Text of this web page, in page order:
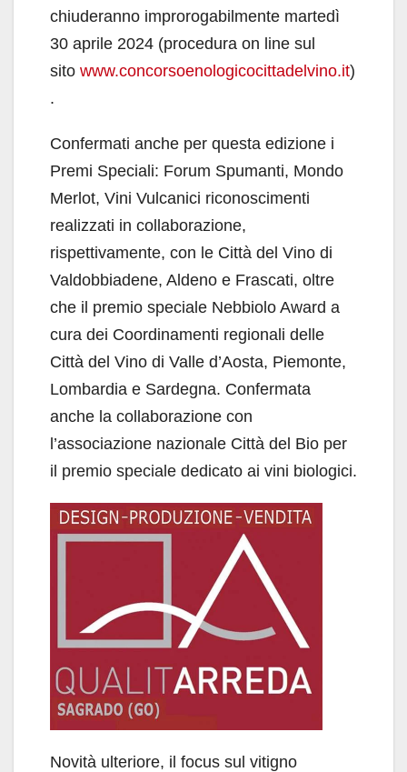
chiuderanno improrogabilmente martedì
30 aprile 2024 (procedura on line sul
sito www.concorsoenologicocittadelvino.it)
.
Confermati anche per questa edizione i
Premi Speciali: Forum Spumanti, Mondo
Merlot, Vini Vulcanici riconoscimenti
realizzati in collaborazione,
rispettivamente, con le Città del Vino di
Valdobbiadene, Aldeno e Frascati, oltre
che il premio speciale Nebbiolo Award a
cura dei Coordinamenti regionali delle
Città del Vino di Valle d’Aosta, Piemonte,
Lombardia e Sardegna. Confermata
anche la collaborazione con
l’associazione nazionale Città del Bio per
il premio speciale dedicato ai vini biologici.
Novità ulteriore, il focus sul vitigno